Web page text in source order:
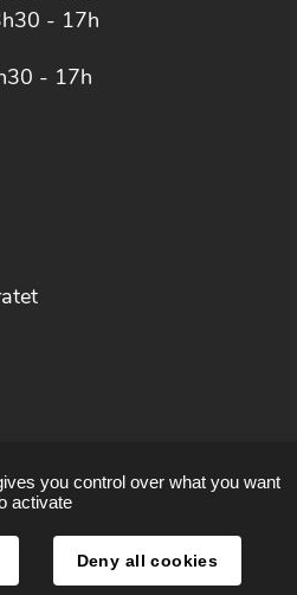
- 17h
- 17h
you control over what you want
activate
Deny all cookies